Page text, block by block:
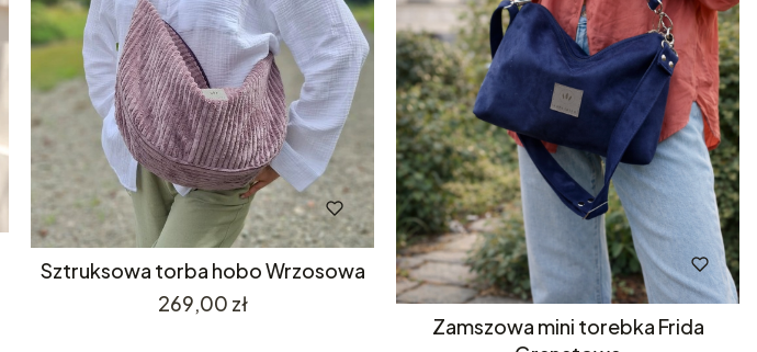
Sztruksowa torba hobo Wrzosowa
Cena
269,00 zł
Zamszowa mini torebka Frida